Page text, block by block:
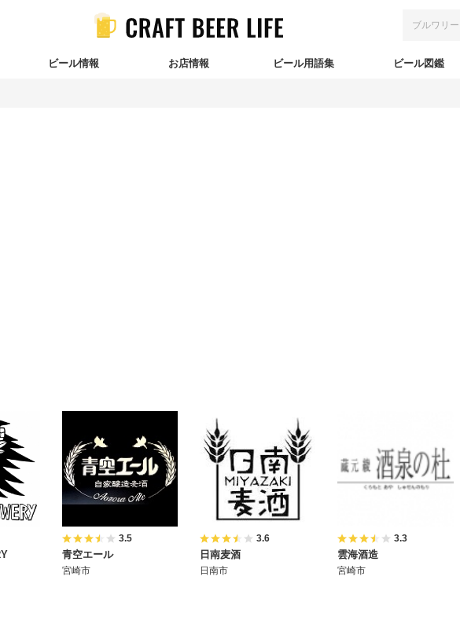
ビール情報 お店情報 ビール用語集 ビール図鑑
3.5
青空エール
宮崎市
3.6
日南麦酒
日南市
3.3
雲海酒造
宮崎市